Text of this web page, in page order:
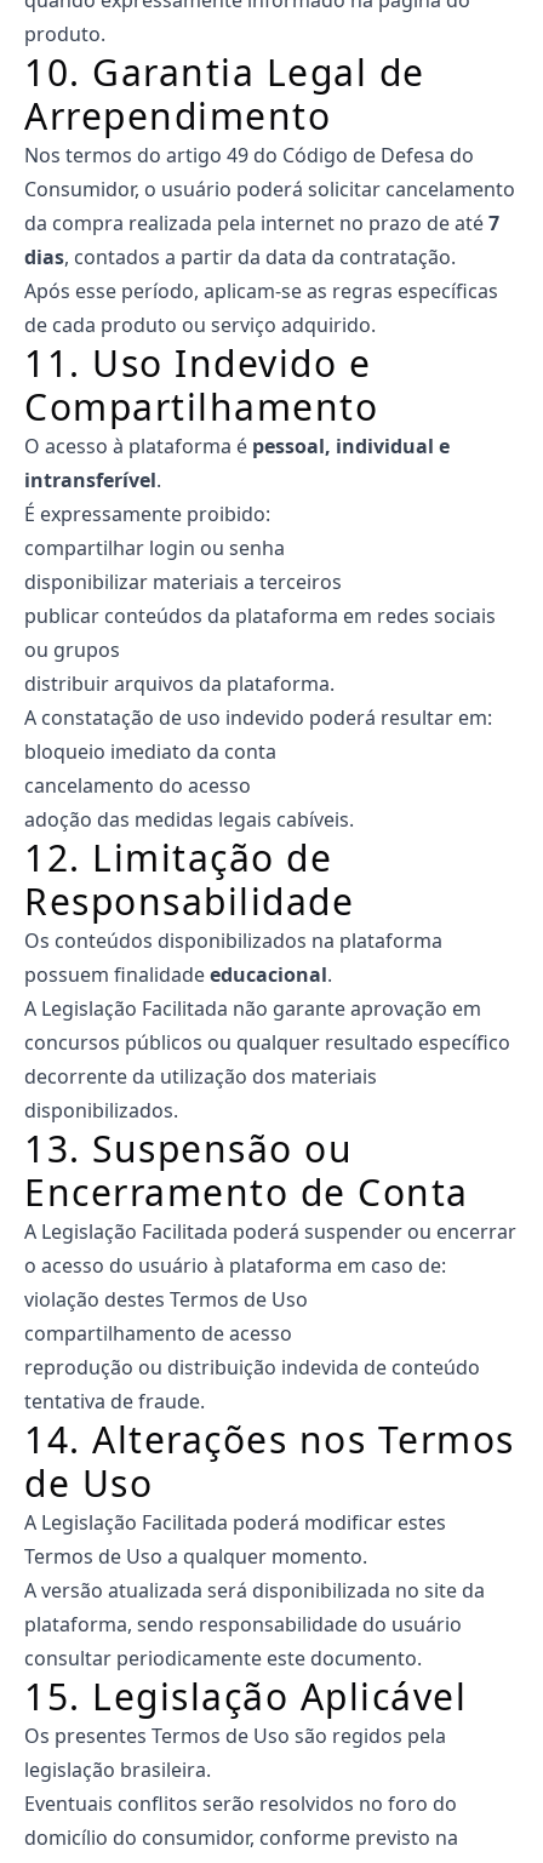
produto.
10. Garantia Legal de
Arrependimento
Nos termos do artigo 49 do Código de Defesa do
Consumidor, o usuário poderá solicitar cancelamento
da compra realizada pela internet no prazo de até7
dias, contados a partir da data da contratação.
Após esse período, aplicam-se as regras específicas
de cada produto ou serviço adquirido.
11. Uso Indevido e
Compartilhamento
O acesso à plataforma é pessoal, individual e
intransferível.
É expressamente proibido:
compartilhar login ou senha
disponibilizar materiais a terceiros
publicar conteúdos da plataforma em redes sociais
ou grupos
distribuir arquivos da plataforma.
A constatação de uso indevido poderá resultar em:
bloqueio imediato da conta
cancelamento do acesso
adoção das medidas legais cabíveis.
12. Limitação de
Responsabilidade
Os conteúdos disponibilizados na plataforma
possuem finalidadeeducacional.
A Legislação Facilitada não garante aprovação em
concursos públicos ou qualquer resultado específico
decorrente da utilização dos materiais
disponibilizados.
13. Suspensão ou
Encerramento de Conta
A Legislação Facilitada poderá suspender ou encerrar
o acesso do usuário à plataforma em caso de:
violação destes Termos de Uso
compartilhamento de acesso
reprodução ou distribuição indevida de conteúdo
tentativa de fraude.
14. Alterações nos Termos
de Uso
A Legislação Facilitada poderá modificar estes
Termos de Uso a qualquer momento.
A versão atualizada será disponibilizada no site da
plataforma, sendo responsabilidade do usuário
consultar periodicamente este documento.
15. Legislação Aplicável
Os presentes Termos de Uso são regidos pela
legislação brasileira.
Eventuais conflitos serão resolvidos no foro do
domicílio do consumidor, conforme previsto na